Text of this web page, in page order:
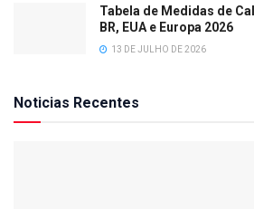
Tabela de Medidas de
BR, EUA e Europa 2026
13 DE JULHO DE 2026
Noticias Recentes